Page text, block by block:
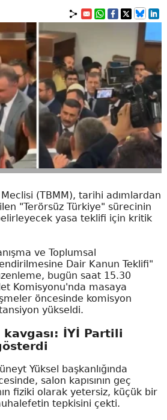
(TBMM), tarihi adımlardan
"Terörsüz Türkiye" sürecinin
yasa teklifi için kritik
ve Toplumsal
Dair Kanun Teklifi"
bugün saat 15.30
Komisyonu'nda masaya
öncesinde komisyon
yükseldi.
kavgası: İYİ Partili
Yüksel başkanlığında
salon kapısının geç
fiziki olarak yetersiz, küçük bir
tepkisini çekti.